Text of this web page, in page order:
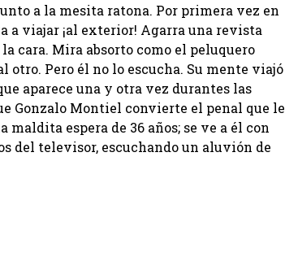
a la mesita ratona. Por primera vez en
a viajar ¡al exterior! Agarra una revista
cara. Mira absorto como el peluquero
otro. Pero él no lo escucha. Su mente viajó
aparece una y otra vez durantes las
Gonzalo Montiel convierte el penal que le
espera de 36 años; se ve a él con
del televisor, escuchando un aluvión de